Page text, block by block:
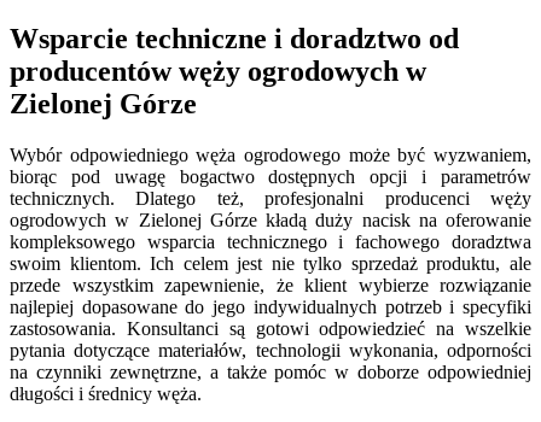
Wsparcie techniczne i doradztwo od
producentów węży ogrodowych w
Zielonej Górze
Wybór odpowiedniego węża ogrodowego może być wyzwaniem,
biorąc pod uwagę bogactwo dostępnych opcji i parametrów
technicznych. Dlatego też, profesjonalni producenci węży
ogrodowych w Zielonej Górze kładą duży nacisk na oferowanie
kompleksowego wsparcia technicznego i fachowego doradztwa
swoim klientom. Ich celem jest nie tylko sprzedaż produktu, ale
przede wszystkim zapewnienie, że klient wybierze rozwiązanie
najlepiej dopasowane do jego indywidualnych potrzeb i specyfiki
zastosowania. Konsultanci są gotowi odpowiedzieć na wszelkie
pytania dotyczące materiałów, technologii wykonania, odporności
na czynniki zewnętrzne, a także pomóc w doborze odpowiedniej
długości i średnicy węża.